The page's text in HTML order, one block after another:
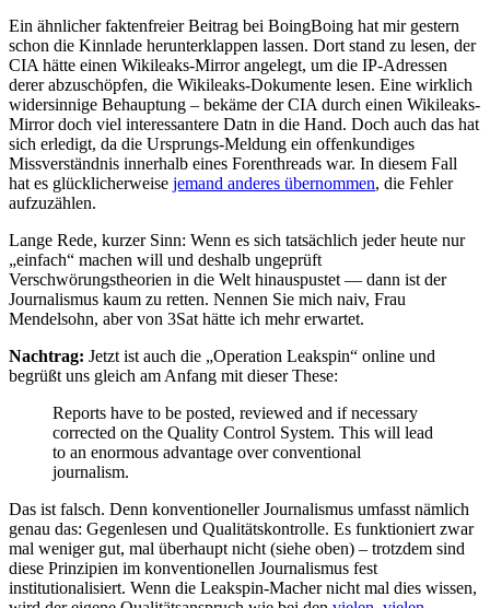
Ein ähnlicher faktenfreier Beitrag bei BoingBoing hat mir gestern
schon die Kinnlade herunterklappen lassen. Dort stand zu lesen, der
CIA hätte einen Wikileaks-Mirror angelegt, um die IP-Adressen
derer abzuschöpfen, die Wikileaks-Dokumente lesen. Eine wirklich
widersinnige Behauptung – bekäme der CIA durch einen Wikileaks-
Mirror doch viel interessantere Datn in die Hand. Doch auch das hat
sich erledigt, da die Ursprungs-Meldung ein offenkundiges
Missverständnis innerhalb eines Forenthreads war. In diesem Fall
hat es glücklicherweise jemand anderes übernommen, die Fehler
aufzuzählen.
Lange Rede, kurzer Sinn: Wenn es sich tatsächlich jeder heute nur
„einfach“ machen will und deshalb ungeprüft
Verschwörungstheorien in die Welt hinauspustet — dann ist der
Journalismus kaum zu retten. Nennen Sie mich naiv, Frau
Mendelsohn, aber von 3Sat hätte ich mehr erwartet.
Nachtrag: Jetzt ist auch die „Operation Leakspin“ online und
begrüßt uns gleich am Anfang mit dieser These:
Reports have to be posted, reviewed and if necessary
corrected on the Quality Control System. This will lead
to an enormous advantage over conventional
journalism.
Das ist falsch. Denn konventioneller Journalismus umfasst nämlich
genau das: Gegenlesen und Qualitätskontrolle. Es funktioniert zwar
mal weniger gut, mal überhaupt nicht (siehe oben) – trotzdem sind
diese Prinzipien im konventionellen Journalismus fest
institutionalisiert. Wenn die Leakspin-Macher nicht mal dies wissen,